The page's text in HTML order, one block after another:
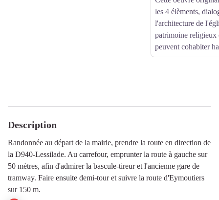
les 4 élèments,
l'architecture de
patrimoine religieux
peuvent cohabiter
Description
Randonnée au départ de la mairie, prendre la route en direction de
la D940-Lessilade. Au carrefour, emprunter la route à gauche sur
50 mètres, afin d'admirer la bascule-tireur et l'ancienne gare de
tramway. Faire ensuite demi-tour et suivre la route d'Eymoutiers
sur 150 m.